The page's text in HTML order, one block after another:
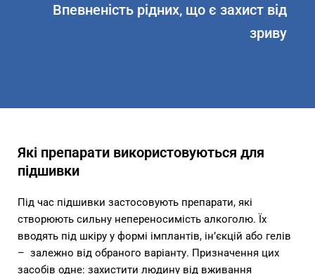
Впевненість рідних, що є захист від
зриву
Які препарати використовуються для
підшивки
Під час підшивки застосовують препарати, які
створюють сильну непереносимість алкоголю. Їх
вводять під шкіру у формі імплантів, ін’єкцій або гелів
– залежно від обраного варіанту. Призначення цих
засобів одне: захистити людину від вживання